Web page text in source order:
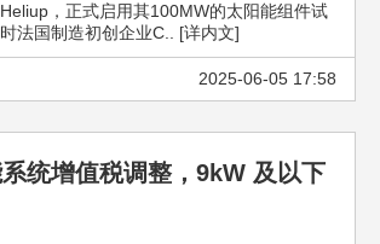
，正式启用其100MW的太阳能组件试
法国制造初创企业C.. [详内文]
2025-06-05 17:58
统增值税调整，9kW 及以下